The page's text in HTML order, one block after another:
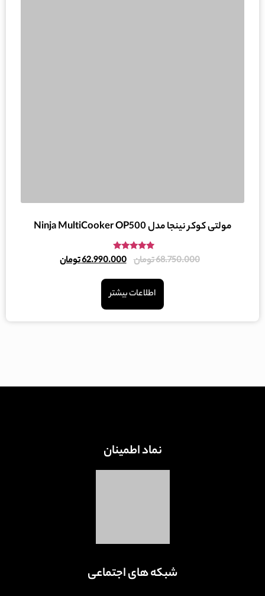
مولتی کوکر نینجا مدل Ninja MultiCooker OP500
امتیاز
5.00
68.750.000تومان 62.990.000تومان
اطلاعات بیشتر
شبکه های اجتماعی
نماد اطمینان